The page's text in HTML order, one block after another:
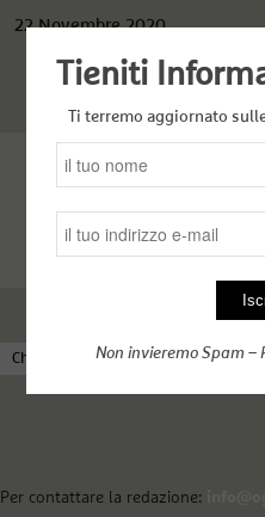
22 Novembre 2020
Chi siamo Come funziona OGzero
Per contattare la redazione:
Tieniti
Ti terremo aggiornato
Non invieremo Spam –